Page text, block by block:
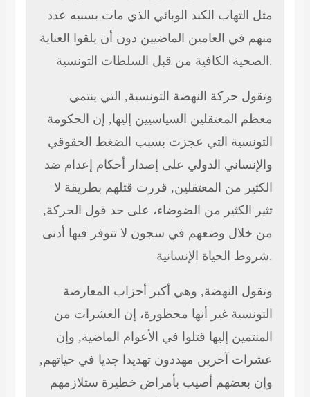
مثل التهاب الكبد الوبائي الذي مات بسببه عدد
منهم في العامين الماضيين دون أن يلقوا العناية
الصحية الكافية من قبل السلطات التونسية.
وتقول حركة النهضة التونسية, التي ينتمي
معظم المعتقلين السياسيين إليها, إن الحكومة
التونسية التي عجزت بسبب الضغط الحقوقي
والإنساني الدولي على إصدار أحكام إعدام ضد
الكثير من المعتقلين, قررت قتلهم بطريقة لا
تثير الكثير من الضوضاء، على حد قول الحركة,
من خلال وضعهم في سجون لا تتوفر فيها أدنى
شروط الحياة الإنسانية.
وتقول النهضة, وهي أكبر أحزاب المعارضة
التونسية غير أنها محظورة، إن العشرات من
المنتمين إليها قتلوا في الأعوام الماضية, وإن
عشرات آخرين مهددون تهديدا جديا في حياتهم,
وإن بعضهم أصيب بأمراض خطيرة ستلازمهم